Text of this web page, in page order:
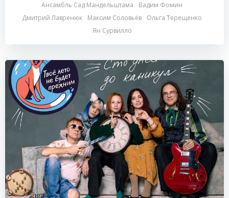
Ансамбль Сад Мандельштама
Вадим Фомин
Дмитрий Лавренюк
Максим Соловьёв
Ольга Терещенко
Ян Сурвилло